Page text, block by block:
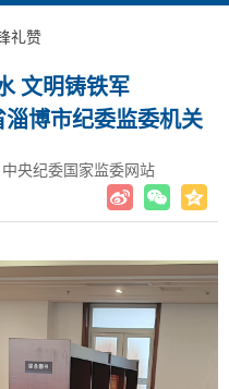
礼赞
文明铸铁军
博市纪委监委机关
央纪委国家监委网站